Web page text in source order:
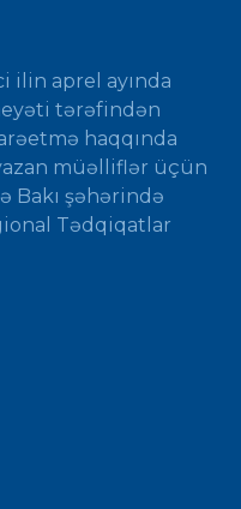
ilin aprel ayında
tərəfindən
haqqında
müəlliflər üçün
Bakı şəhərində
Tədqiqatlar